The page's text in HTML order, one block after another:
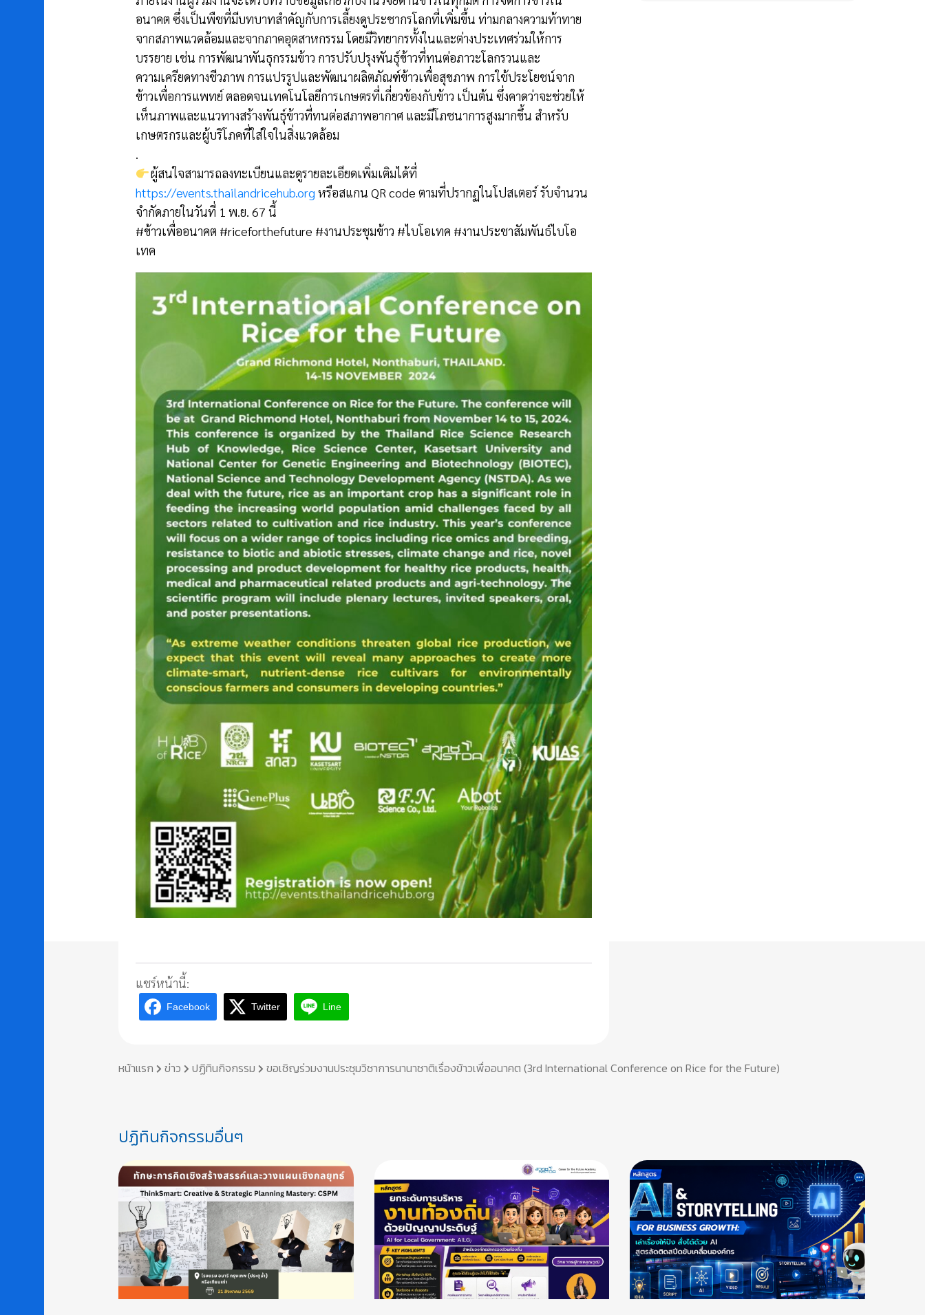
อนาคต ซึ่งเป็นพืชที่มีบทบาทสำคัญกับการเลี้ยงดูประชากรโลกที่เพิ่มขึ้น ท่ามกลางความท้าทาย
จากสภาพแวดล้อมและจากภาคอุตสาหกรรม โดยมีวิทยากรทั้งในและต่างประเทศร่วมให้การ
บรรยาย เช่น การพัฒนาพันธุกรรมข้าว การปรับปรุงพันธุ์ข้าวที่ทนต่อภาวะโลกรวนและ
ความเครียดทางชีวภาพ การแปรรูปและพัฒนาผลิตภัณฑ์ข้าวเพื่อสุขภาพ การใช้ประโยชน์จาก
ข้าวเพื่อการแพทย์ ตลอดจนเทคโนโลยีการเกษตรที่เกี่ยวข้องกับข้าว เป็นต้น ซึ่งคาดว่าจะช่วยให้
เห็นภาพและแนวทางสร้างพันธุ์ข้าวที่ทนต่อสภาพอากาศ และมีโภชนาการสูงมากขึ้น สำหรับ
เกษตรกรและผู้บริโภคที่ใส่ใจในสิ่งแวดล้อม
.
ผู้สนใจสามารถลงทะเบียนและดูรายละเอียดเพิ่มเติมได้ที่
https://events.thailandricehub.org หรือสแกน QR code ตามที่ปรากฏในโปสเตอร์ รับจำนวน
จำกัดภายในวันที่ 1 พ.ย. 67 นี้
#ข้าวเพื่ออนาคต #riceforthefuture #งานประชุมข้าว #ไบโอเทค #งานประชาสัมพันธ์ไบโอ
เทค
แชร์หน้านี้:
Facebook Twitter Line
หน้าแรก ข่าว ปฏิทินกิจกรรม ขอเชิญร่วมงานประชุมวิชาการนานาชาติเรื่องข้าวเพื่ออนาคต (3rd International Conference on Rice for the Future)
ปฏิทินกิจกรรมอื่นๆ